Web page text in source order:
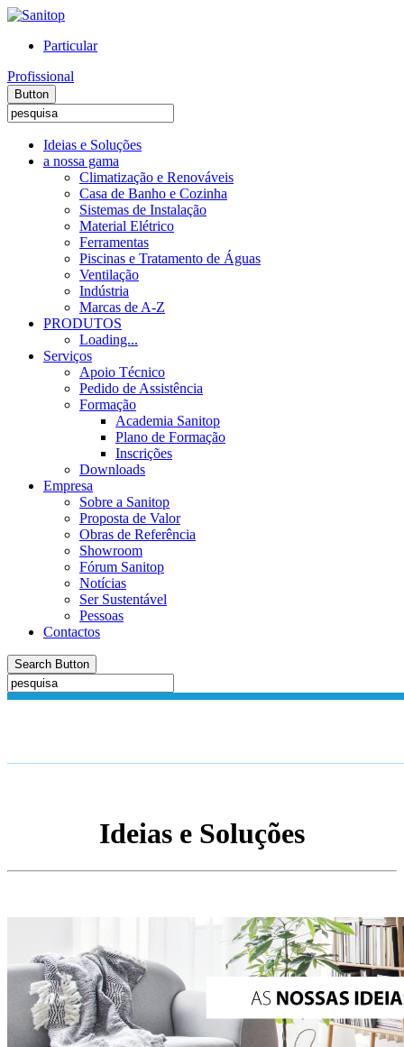
Particular
Profissional
Button
Ideias e Soluções
a nossa gama
Climatização e Renováveis
Casa de Banho e Cozinha
Sistemas de Instalação
Material Elétrico
Ferramentas
Piscinas e Tratamento de Águas
Ventilação
Indústria
Marcas de A-Z
PRODUTOS
Loading...
Serviços
Apoio Técnico
Pedido de Assistência
Formação
Academia Sanitop
Plano de Formação
Inscrições
Downloads
Empresa
Sobre a Sanitop
Proposta de Valor
Obras de Referência
Showroom
Fórum Sanitop
Notícias
Ser Sustentável
Pessoas
Contactos
Search Button
Ideias e Soluções